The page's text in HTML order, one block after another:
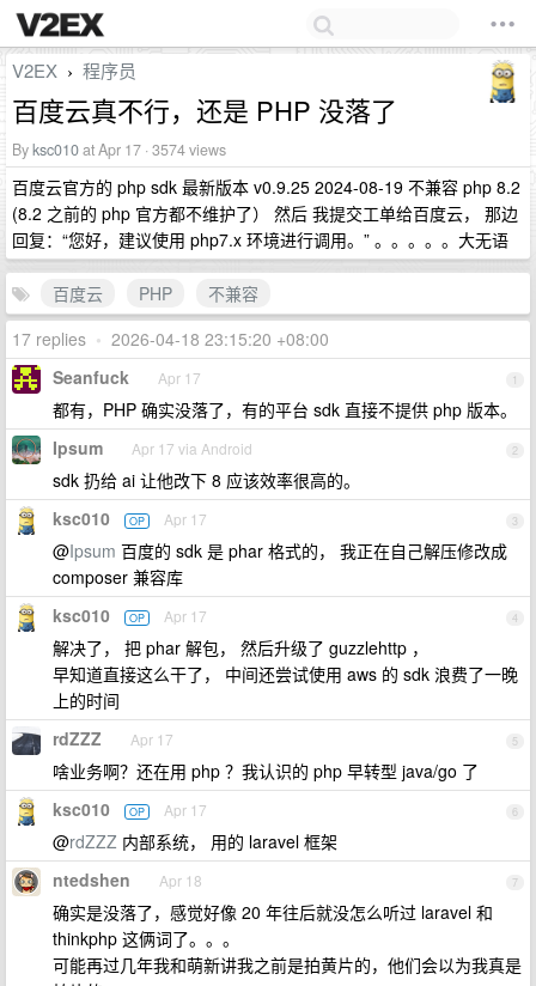
V2EX › 程序员
百度云真不行，还是 PHP 没落了
Byksc010at Apr 17 · 3574 views
百度云官方的 php sdk 最新版本 v0.9.25 2024-08-19 不兼容 php 8.2
(8.2 之前的 php 官方都不维护了） 然后 我提交工单给百度云， 那边
回复：“您好，建议使用 php7.x 环境进行调用。” 。。。。。大无语
百度云 PHP
不兼容
17 replies • 2026-04-18 23:15:20 +08:00
1
Seanfuck Apr 17
都有，PHP 确实没落了，有的平台 sdk 直接不提供 php 版本。
2
Ipsum Apr 17 via Android
sdk 扔给 ai 让他改下 8 应该效率很高的。
3
ksc010 OP Apr 17
@Ipsum 百度的 sdk 是 phar 格式的， 我正在自己解压修改成
composer 兼容库
4
ksc010 OP Apr 17
解决了， 把 phar 解包， 然后升级了 guzzlehttp ，
早知道直接这么干了， 中间还尝试使用 aws 的 sdk 浪费了一晚
上的时间
5
rdZZZ Apr 17
啥业务啊？还在用 php ？我认识的 php 早转型 java/go 了
6
ksc010 OP Apr 17
@rdZZZ 内部系统， 用的 laravel 框架
7
ntedshen Apr 18
确实是没落了，感觉好像 20 年往后就没怎么听过 laravel 和
thinkphp 这俩词了。。。
可能再过几年我和萌新讲我之前是拍黄片的，他们会以为我真是